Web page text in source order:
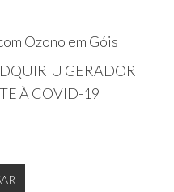
Ozono em Góis
GERADOR
À COVID-19